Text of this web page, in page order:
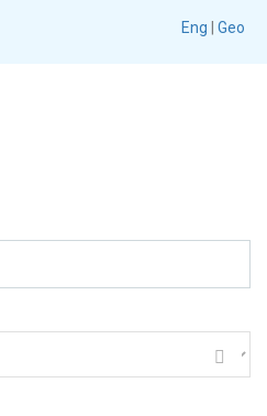
Eng Geo